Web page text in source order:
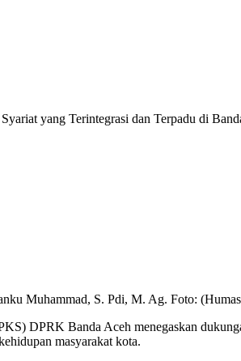
yang Terintegrasi dan Terpadu di
Muhammad, S. Pdi, M. Ag. Foto:
DPRK Banda Aceh menegaskan
masyarakat kota.